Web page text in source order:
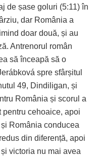
de șase goluri (5:11) în
dar România a
doar două, și au
Antrenorul român
să înceapă să o
spre sfârșitul
49, Dindiligan, și
România și scorul a
cehoaice, apoi
România conducea
din diferență, apoi
victoria nu mai avea